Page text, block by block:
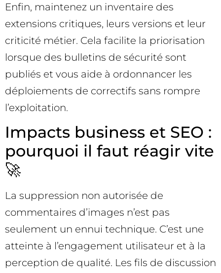
Enfin, maintenez un inventaire des
extensions critiques, leurs versions et leur
criticité métier. Cela facilite la priorisation
lorsque des bulletins de sécurité sont
publiés et vous aide à ordonnancer les
déploiements de correctifs sans rompre
l’exploitation.
Impacts business et SEO :
pourquoi il faut réagir vite
🚀
La suppression non autorisée de
commentaires d’images n’est pas
seulement un ennui technique. C’est une
atteinte à l’engagement utilisateur et à la
perception de qualité. Les fils de discussion